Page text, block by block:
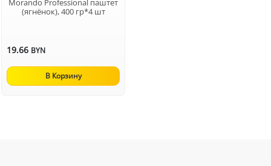
Morando Professional паштет
(ягнёнок), 400 гр*4 шт
19.66 BYN
В Корзину